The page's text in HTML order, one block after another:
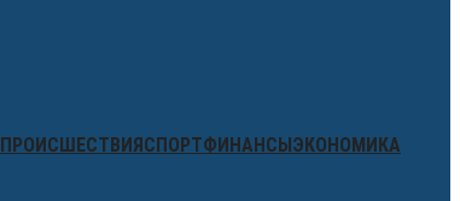
ПРОИСШЕСТВИЯСПОРТФИНАНСЫЭКОНОМИКА